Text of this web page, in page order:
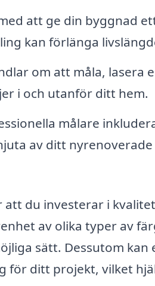
att ge din byggnad
kan förlänga
om att måla, lasera
i och utanför ditt hem.
målare
av ditt
du investerar i
av olika typer av
sätt. Dessutom kan
ditt projekt, vilket